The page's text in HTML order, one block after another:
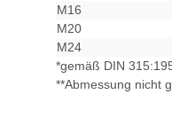
M16
M20
M24
*gemäß DIN
**Abmessung nicht